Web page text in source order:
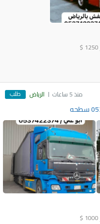
1250
$
منذ 5 ساعات الرياض طلب
1000
$